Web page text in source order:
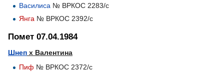
Василиса № ВРКОС 2283/с
Янга № ВРКОС 2392/с
Помет 07.04.1984
Шнеп х Валентина
Пиф № ВРКОС 2372/с